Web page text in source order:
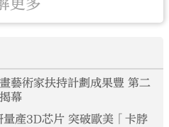
更多
藝術家扶持計劃成果豐 第二
幕
產3D芯片 突破歐美「卡脖